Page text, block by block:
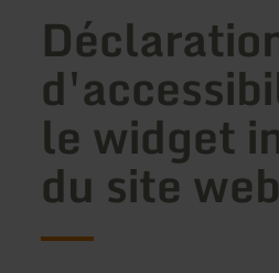
le widget
du site